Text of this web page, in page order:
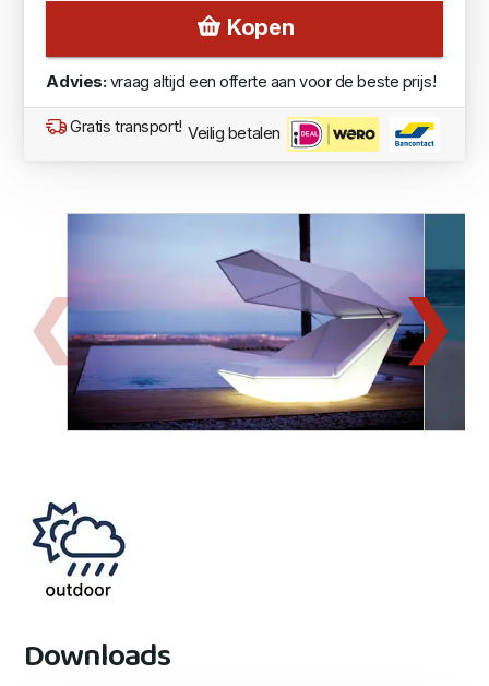
Kopen
Advies: vraag altijd een offerte aan voor de beste prijs!
Gratis transport! Veilig betalen
Downloads